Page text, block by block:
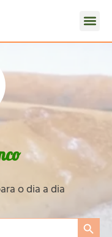
o dia a dia
Search Button